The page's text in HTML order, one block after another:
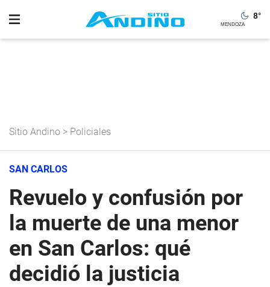
8°
Sitio Andino > Policiales
SAN CARLOS
Revuelo y confusión por
la muerte de una menor
en San Carlos: qué
decidió la justicia